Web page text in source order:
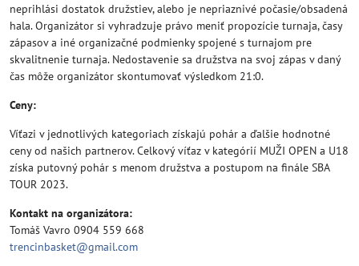
neprihlási dostatok družstiev, alebo je nepriaznivé počasie/obsadená
hala. Organizátor si vyhradzuje právo meniť propozície turnaja, časy
zápasov a iné organizačné podmienky spojené s turnajom pre
skvalitnenie turnaja. Nedostavenie sa družstva na svoj zápas v daný
čas môže organizátor skontumovať výsledkom 21:0.
Ceny:
Víťazi v jednotlivých kategoriach získajú pohár a ďalšie hodnotné
ceny od našich partnerov. Celkový víťaz v kategórií MUŽI OPEN a U18
získa putovný pohár s menom družstva a postupom na finále SBA
TOUR 2023.
Kontakt na organizátora:
Tomáš Vavro 0904 559 668
trencinbasket@gmail.com